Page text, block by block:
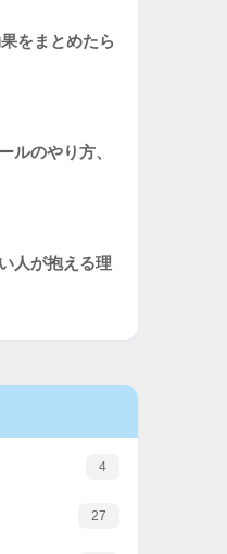
をまとめたら
ルのやり方、
人が抱える理
4
27